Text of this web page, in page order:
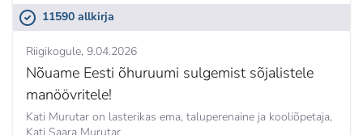
11590 allkirja
Riigikogule 9.04.2026
Nõuame Eesti õhuruumi sulgemist sõjalistele
manöövritele!
Kati Murutar on lasterikas ema, taluperenaine ja kooliõpetaja,
Kati Saara Murutar